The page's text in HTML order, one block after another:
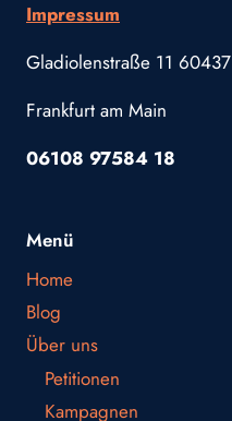
Impressum
Gladiolenstraße 11 60437
Frankfurt am Main
06108 97584 18
Menü
Home
Blog
Über uns
Petitionen
Kampagnen